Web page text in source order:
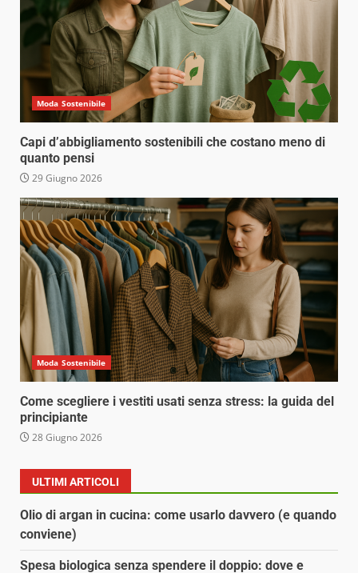
Moda Sostenibile
Capi d’abbigliamento sostenibili che costano meno di
quanto pensi
29 Giugno 2026
Moda Sostenibile
Come scegliere i vestiti usati senza stress: la guida del
principiante
28 Giugno 2026
ULTIMI ARTICOLI
Olio di argan in cucina: come usarlo davvero (e quando
conviene)
Spesa biologica senza spendere il doppio: dove e